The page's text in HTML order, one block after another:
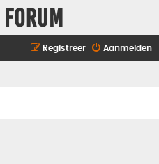
Aanmelden
Registreer